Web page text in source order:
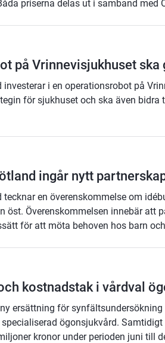
priserna delas ut i samband med
på Vrinnevisjukhuset ska
investerar i en operationsrobot på
för sjukhuset och ska även bidra
ingår nytt
tecknar en överenskommelse om
öst. Överenskommelsen innebär att
för att möta behoven hos barn
kostnadstak i vårdval
ersättning för
ögonsjukvård.
kronor under perioden juni till